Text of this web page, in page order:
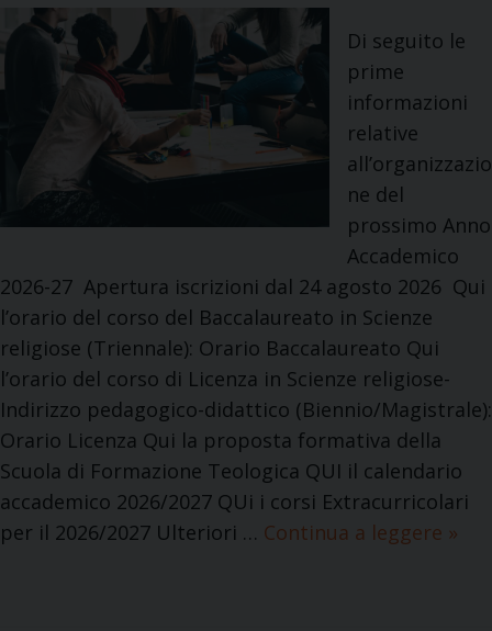
e
s
t
a
e
a
S
e
g
r
e
t
e
Di seguito le
prime
informazioni
relative
all’organizzazio
ne del
prossimo Anno
Accademico
2026-27 Apertura iscrizioni dal 24 agosto 2026 Qui
l’orario del corso del Baccalaureato in Scienze
religiose (Triennale): Orario Baccalaureato Qui
l’orario del corso di Licenza in Scienze religiose-
Indirizzo pedagogico-didattico (Biennio/Magistrale):
Orario Licenza Qui la proposta formativa della
Scuola di Formazione Teologica QUI il calendario
accademico 2026/2027 QUi i corsi Extracurricolari
per il 2026/2027 Ulteriori … Continua a leggere A
»